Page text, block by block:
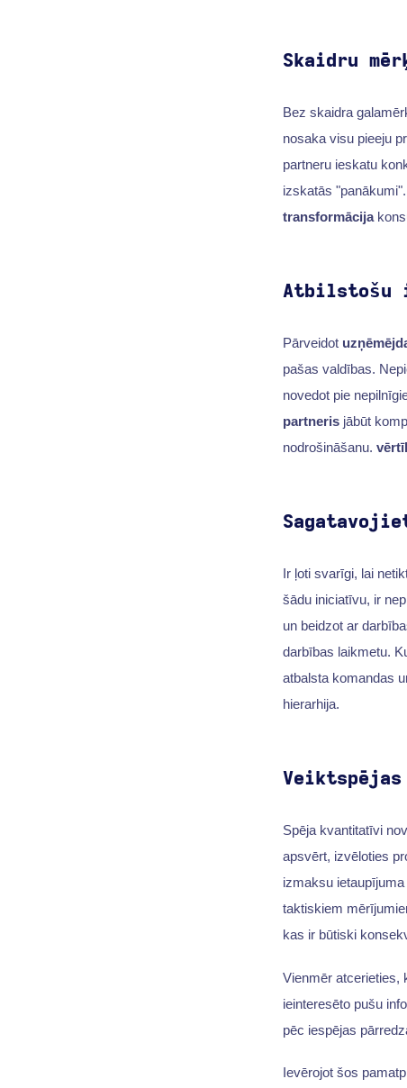
Skaidru
Bez skaidra
nosaka visu pieeju
partneru ieskatu
izskatās
transformācija
Atbilstošu
Pārveidot
pašas valdības.
novedot pie
partnerisjābūt
nodrošināšanu.
Ir ļoti svarīgi, lai
šādu iniciatīvu, ir
un beidzot ar
darbības laikmetu.
atbalsta komandas
hierarhija.
Spēja kvantitatīvi
apsvērt, izvēloties
izmaksu
taktiskiem
kas ir būtiski
Vienmēr atcerieties,
ieinteresēto pušu
pēc iespējas
Ievērojot šos